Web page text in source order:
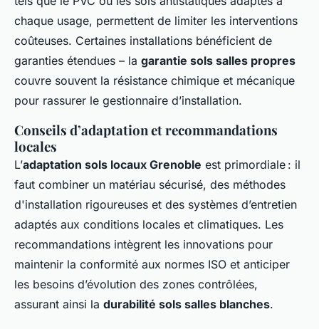
chaque usage, permettent de limiter les interventions
coûteuses. Certaines installations bénéficient de
garanties étendues – la garantie sols salles propres
couvre souvent la résistance chimique et mécanique
pour rassurer le gestionnaire d’installation.
Conseils d’adaptation et recommandations
locales
L’adaptation sols locaux Grenoble est primordiale : il
faut combiner un matériau sécurisé, des méthodes
d'installation rigoureuses et des systèmes d’entretien
adaptés aux conditions locales et climatiques. Les
recommandations intègrent les innovations pour
maintenir la conformité aux normes ISO et anticiper
les besoins d’évolution des zones contrôlées,
assurant ainsi la durabilité sols salles blanches.